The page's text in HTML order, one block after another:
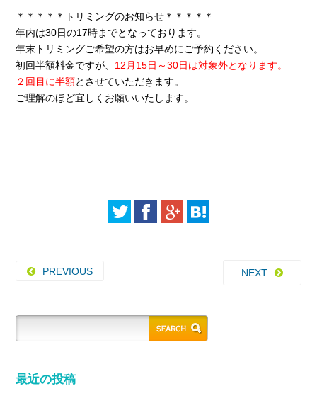
＊＊＊＊＊トリミングのお知らせ＊＊＊＊＊
年内は30日の17時までとなっております。
年末トリミングご希望の方はお早めにご予約ください。
初回半額料金ですが、 12月15日～30日は対象外となります。
２回目に半額とさせていただきます。
ご理解のほど宜しくお願いいたします。
PREVIOUS NEXT
最近の投稿